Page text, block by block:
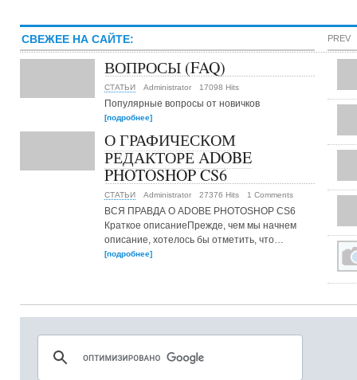
СВЕЖЕЕ НА САЙТЕ:
ВОПРОСЫ (FAQ)
СТАТЬИ Administrator 17098 Hits
Популярные вопросы от новичков
[подробнее]
О ГРАФИЧЕСКОМ
РЕДАКТОРЕ ADOBE
PHOTOSHOP CS6
СТАТЬИ Administrator 27376 Hits 1 Comments
ВСЯ ПРАВДА О ADOBE PHOTOSHOP CS6
Краткое описаниеПрежде, чем мы начнем
описание, хотелось бы отметить, что…
[подробнее]
PREV